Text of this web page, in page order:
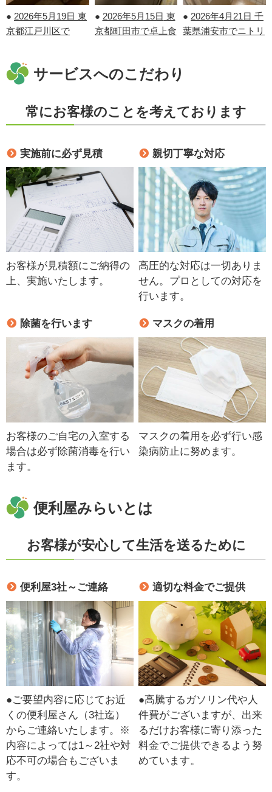
● 2026年5月19日 東
京都江戸川区で
立てを行いました！
● 2026年5月15日 東
京都町田市で卓上食
● 2026年4月21日 千
葉県浦安市でニトリ
サービスへのこだわり
常にお客様のことを考えております
実施前に必ず見積
お客様が見積額にご納得の
上、実施いたします。
親切丁寧な対応
高圧的な対応は一切ありま
せん。プロとしての対応を
行います。
除菌を行います
お客様のご自宅の入室する
場合は必ず除菌消毒を行い
ます。
マスクの着用
マスクの着用を必ず行い感
染病防止に努めます。
便利屋みらいとは
お客様が安心して生活を送るために
便利屋3社～ご連絡
●ご要望内容に応じてお近
くの便利屋さん（3社迄）
からご連絡いたします。※
内容によっては1～2社や対
応不可の場合もございま
す。
適切な料金でご提供
●高騰するガソリン代や人
件費がございますが、出来
るだけお客様に寄り添った
料金でご提供できるよう努
めています。